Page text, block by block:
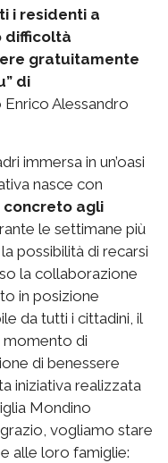
i residenti a
difficoltà
gratuitamente
di
Enrico Alessandro
immersa in un’oasi
nasce con
agli
le settimane più
possibilità di recarsi
la collaborazione
in posizione
da tutti i cittadini, il
momento di
di benessere
iniziativa realizzata
Mondino
vogliamo stare
alle loro famiglie: